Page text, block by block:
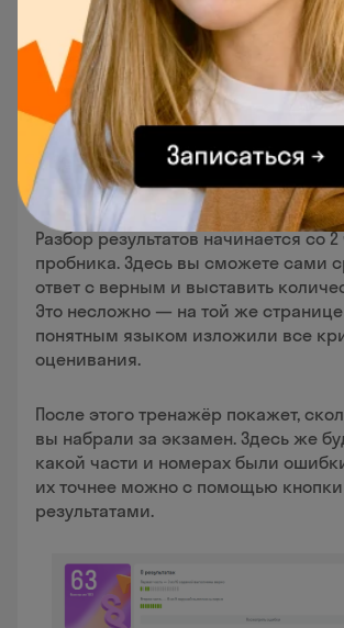
Разбор результатов начинается со 2
пробника. Здесь вы сможете сами
ответ с верным и выставить
Это несложно — на той же
понятным языком изложили все
оценивания.
После этого тренажёр покажет,
вы набрали за экзамен. Здесь же
какой части и номерах были
их точнее можно с помощью
результатами.